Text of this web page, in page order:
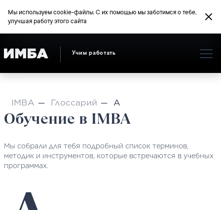
Мы используем cookie-файлы. С их помощью мы заботимся о тебе,
улучшая работу этого сайта
Учим работать
IMBA Глоссарий А
Обучение в IMBA
Мы собрали для тебя подробный список терминов,
методик и инструментов, которые встречаются в учебных
программах.